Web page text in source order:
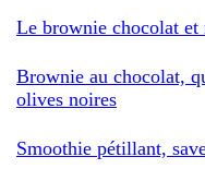
Le brownie chocolat et
Brownie au chocolat,
olives noires
Smoothie pétillant,